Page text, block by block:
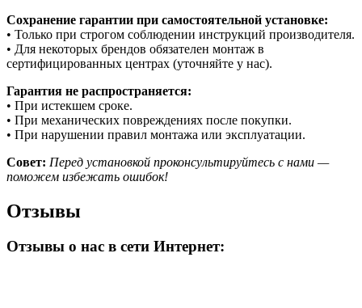
Сохранение гарантии при самостоятельной установке:
• Только при строгом соблюдении инструкций производителя.
• Для некоторых брендов обязателен монтаж в
сертифицированных центрах (уточняйте у нас).
Гарантия не распространяется:
• При истекшем сроке.
• При механических повреждениях после покупки.
• При нарушении правил монтажа или эксплуатации.
Совет: Перед установкой проконсультируйтесь с нами —
поможем избежать ошибок!
Отзывы
Отзывы о нас в сети Интернет​: